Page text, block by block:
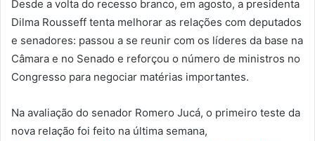
Desde a volta do recesso branco, em agosto, a presidenta
Dilma Rousseff tenta melhorar as relações com deputados
e senadores: passou a se reunir com os líderes da base na
Câmara e no Senado e reforçou o número de ministros no
Congresso para negociar matérias importantes.
Na avaliação do senador Romero Jucá, o primeiro teste da
nova relação foi feito na última semana,